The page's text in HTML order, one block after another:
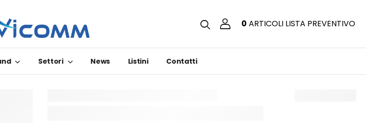
0 ARTICOLI LISTA PREVENTIVO
Settori News Listini Contatti